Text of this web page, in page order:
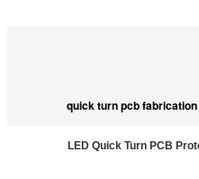
quick turn pcb fabrication
LED Quick Turn PCB